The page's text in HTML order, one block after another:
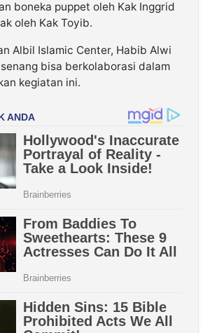
boneka puppet oleh Kak Inggrid
oleh Kak Toyib.
Albil Islamic Center, Habib Alwi
bisa berkolaborasi dalam
kegiatan ini.